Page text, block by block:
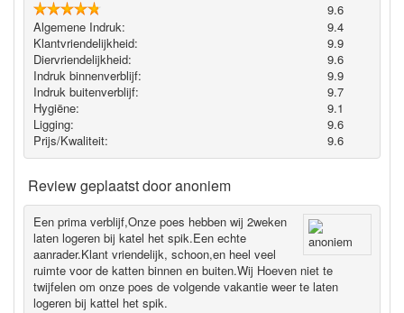
9.6
Algemene Indruk:
9.4
Klantvriendelijkheid:
9.9
Diervriendelijkheid:
9.6
Indruk binnenverblijf:
9.9
Indruk buitenverblijf:
9.7
Hygiëne‎:
9.1
Ligging:
9.6
Prijs/Kwaliteit:
9.6
Review geplaatst dooranoniem
Een prima verblijf,Onze poes hebben wij 2weken
laten logeren bij katel het spik.Een echte
aanrader.Klant vriendelijk, schoon,en heel veel
ruimte voor de katten binnen en buiten.Wij Hoeven niet te
twijfelen om onze poes de volgende vakantie weer te laten
logeren bij kattel het spik.